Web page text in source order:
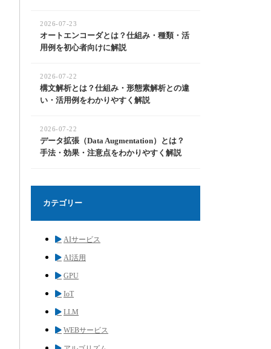
オートエンコーダとは？仕組み・種類・活
用例を初心者向けに解説
2026-07-23
構文解析とは？仕組み・形態素解析との違
い・活用例をわかりやすく解説
2026-07-22
データ拡張（Data Augmentation）とは？
手法・効果・注意点をわかりやすく解説
2026-07-22
カテゴリー
AIサービス
AI活用
GPU
IoT
LLM
WEBサービス